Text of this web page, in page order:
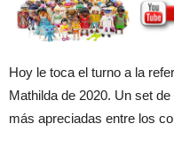
Hoy le toca el turno a la
Mathilda de 2020. Un set
más apreciadas entre los